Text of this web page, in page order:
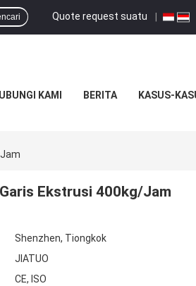
Quote request suatu |
KAMI BERITA KASUS-
Ekstrusi 400kg/Jam
Shenzhen, Tiongkok
JIATUO
CE, ISO